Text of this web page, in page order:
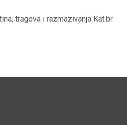
tragova i razmazivanja Kat.br.